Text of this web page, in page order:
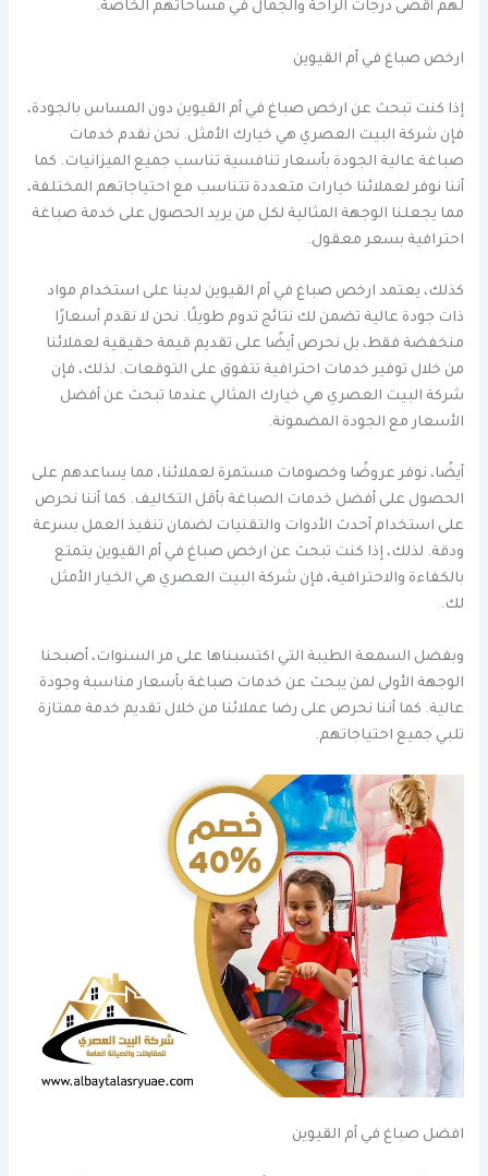
لهم أقصى درجات الراحة والجمال في مساحاتهم الخاصة.
ارخص صباغ في أم القيوين
إذا كنت تبحث عن ارخص صباغ في أم القيوين دون المساس بالجودة،
فإن شركة البيت العصري هي خيارك الأمثل. نحن نقدم خدمات
صباغة عالية الجودة بأسعار تنافسية تناسب جميع الميزانيات. كما
أننا نوفر لعملائنا خيارات متعددة تتناسب مع احتياجاتهم المختلفة،
مما يجعلنا الوجهة المثالية لكل من يريد الحصول على خدمة صباغة
احترافية بسعر معقول.
كذلك، يعتمد ارخص صباغ في أم القيوين لدينا على استخدام مواد
ذات جودة عالية تضمن لك نتائج تدوم طويلًا. نحن لا نقدم أسعارًا
منخفضة فقط، بل نحرص أيضًا على تقديم قيمة حقيقية لعملائنا
من خلال توفير خدمات احترافية تتفوق على التوقعات. لذلك، فإن
شركة البيت العصري هي خيارك المثالي عندما تبحث عن أفضل
الأسعار مع الجودة المضمونة.
أيضًا، نوفر عروضًا وخصومات مستمرة لعملائنا، مما يساعدهم على
الحصول على أفضل خدمات الصباغة بأقل التكاليف. كما أننا نحرص
على استخدام أحدث الأدوات والتقنيات لضمان تنفيذ العمل بسرعة
ودقة. لذلك، إذا كنت تبحث عن ارخص صباغ في أم القيوين يتمتع
بالكفاءة والاحترافية، فإن شركة البيت العصري هي الخيار الأمثل
لك.
وبفضل السمعة الطيبة التي اكتسبناها على مر السنوات، أصبحنا
الوجهة الأولى لمن يبحث عن خدمات صباغة بأسعار مناسبة وجودة
عالية. كما أننا نحرص على رضا عملائنا من خلال تقديم خدمة ممتازة
تلبي جميع احتياجاتهم.
افضل صباغ في أم القيوين